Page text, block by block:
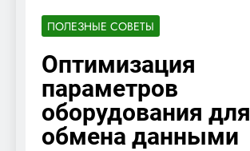
ПОЛЕЗНЫЕ СОВЕТЫ
Оптимизация
параметров
оборудования для
обмена данными